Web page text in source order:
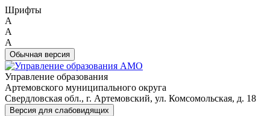
Шрифты
A
A
A
Обычная версия
Управление образования
Артемовского муниципального округа
Свердловская обл., г. Артемовский, ул. Комсомольская, д. 18
Версия для слабовидящих